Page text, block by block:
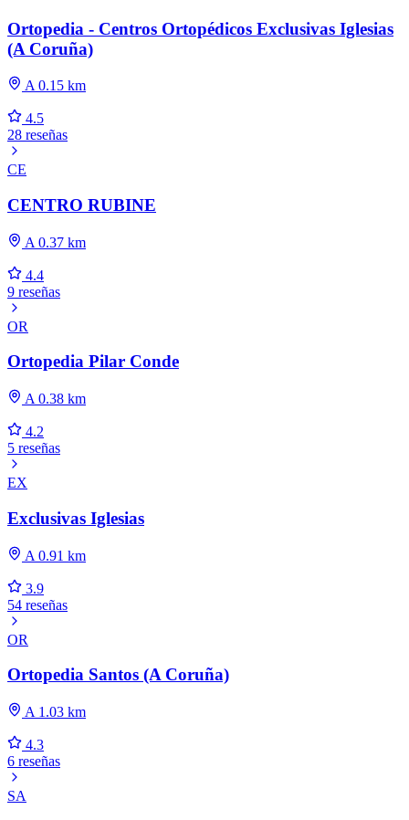
Ortopedia - Centros Ortopédicos Exclusivas Iglesias
(A Coruña)
A 0.15 km
4.5
28 reseñas
CE
CENTRO RUBINE
A 0.37 km
4.4
9 reseñas
OR
Ortopedia Pilar Conde
A 0.38 km
4.2
5 reseñas
EX
Exclusivas Iglesias
A 0.91 km
3.9
54 reseñas
OR
Ortopedia Santos (A Coruña)
A 1.03 km
4.3
6 reseñas
SA